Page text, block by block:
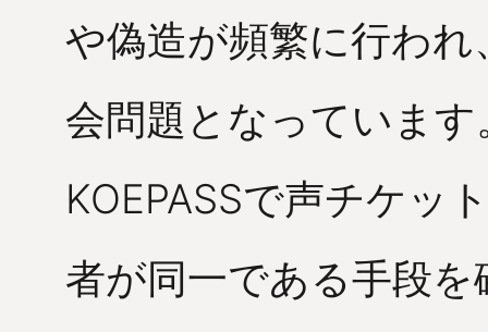
や偽造が頻繁に行わ
会問題となっています
KOEPASSで声チケッ
者が同一である手段